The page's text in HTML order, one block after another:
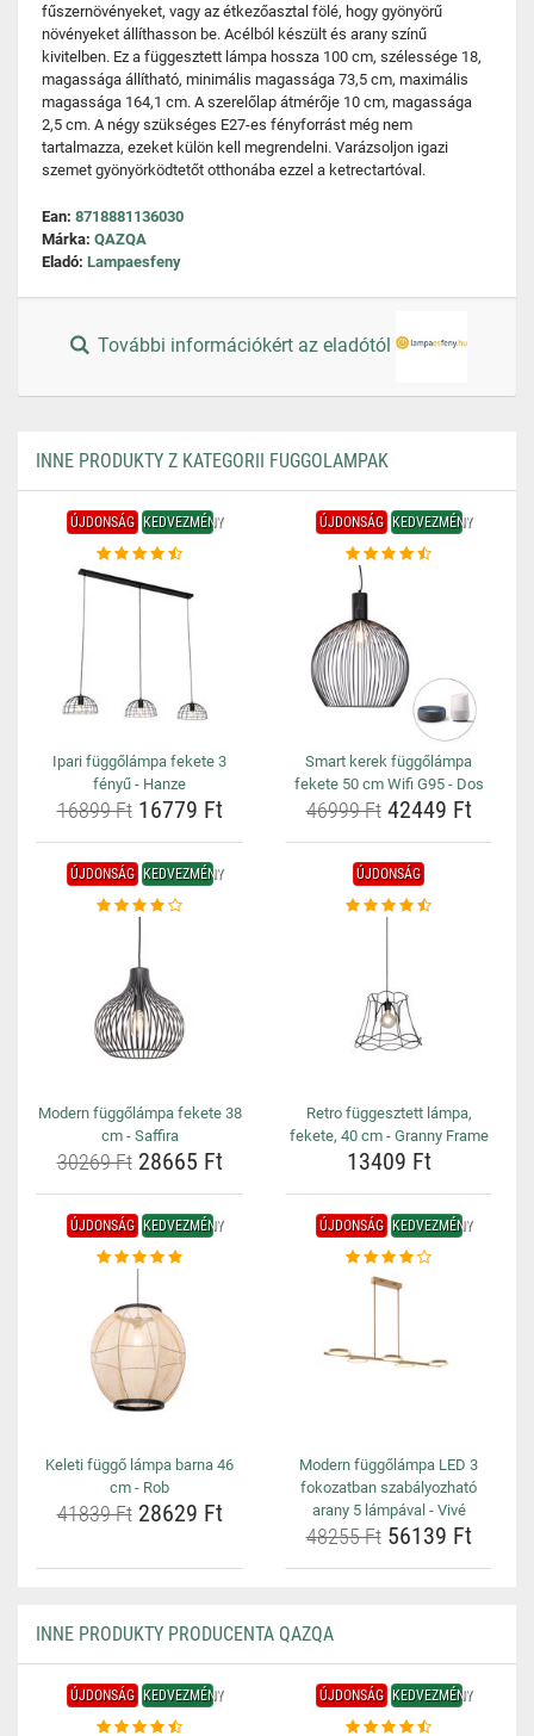
fűszernövényeket, vagy az étkezőasztal fölé, hogy gyönyörű
növényeket állíthasson be. Acélból készült és arany színű
kivitelben. Ez a függesztett lámpa hossza 100 cm, szélessége 18,
magassága állítható, minimális magassága 73,5 cm, maximális
magassága 164,1 cm. A szerelőlap átmérője 10 cm, magassága
2,5 cm. A négy szükséges E27-es fényforrást még nem
tartalmazza, ezeket külön kell megrendelni. Varázsoljon igazi
szemet gyönyörködtetőt otthonába ezzel a ketrectartóval.
Ean: 8718881136030
Márka: QAZQA
Eladó: Lampaesfeny
További információkért az eladótól
INNE PRODUKTY Z KATEGORII FUGGOLAMPAK
ÚJDONSÁG KEDVEZMÉNY
Ipari függőlámpa fekete 3
fényű - Hanze
16899 Ft16779 Ft
ÚJDONSÁG KEDVEZMÉNY
Smart kerek függőlámpa
fekete 50 cm Wifi G95 - Dos
46999 Ft42449 Ft
ÚJDONSÁG KEDVEZMÉNY
Modern függőlámpa fekete 38
cm - Saffira
30269 Ft28665 Ft
ÚJDONSÁG
Retro függesztett lámpa,
fekete, 40 cm - Granny Frame
13409 Ft
ÚJDONSÁG KEDVEZMÉNY
Keleti függő lámpa barna 46
cm - Rob
41839 Ft28629 Ft
ÚJDONSÁG KEDVEZMÉNY
Modern függőlámpa LED 3
fokozatban szabályozható
arany 5 lámpával - Vivé
48255 Ft56139 Ft
INNE PRODUKTY PRODUCENTA QAZQA
ÚJDONSÁG KEDVEZMÉNY ÚJDONSÁG KEDVEZMÉNY